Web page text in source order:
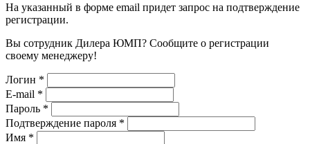
На указанный в форме email придет запрос на подтверждение
регистрации.
Вы сотрудник Дилера ЮМП? Сообщите о регистрации
своему менеджеру!
Логин *
E-mail *
Пароль *
Подтверждение пароля *
Имя *